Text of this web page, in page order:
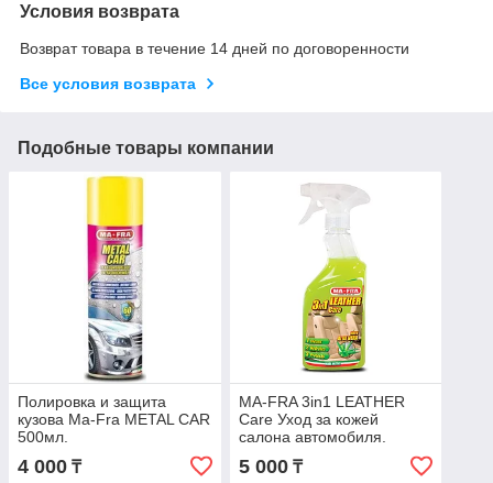
Условия возврата
Возврат товара в течение 14 дней по договоренности
Все условия возврата
Подобные товары компании
Полировка и защита
кузова Ma-Fra METAL CAR
500мл.
4 000 ₸
MA-FRA 3in1 LEATHER
Care Уход за кожей
салона автомобиля.
Очиститель увлажнитель
500ml.
5 000₸